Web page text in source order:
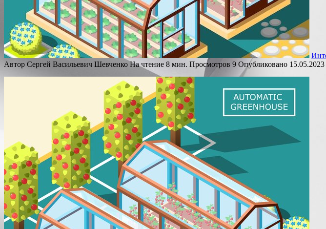
Автор Сергей Васильевич Шевченко На чтение 8 мин. Просмотров 9 Опубликовано 15.05.2023